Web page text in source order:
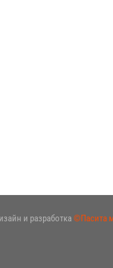
и разработка ©Пасита